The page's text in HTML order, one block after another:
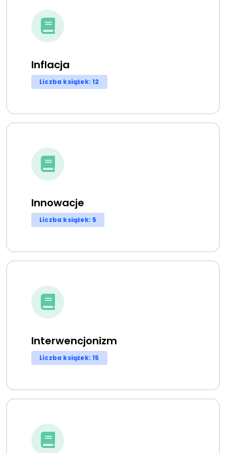
Inflacja
Liczba książek: 12
Innowacje
Liczba książek: 5
Interwencjonizm
Liczba książek: 15